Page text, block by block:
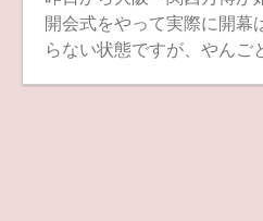
ローライコード 原神
開会式をやって実際に開幕
らない状態ですが、やんご